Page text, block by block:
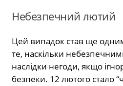
Небезпечний лютий
Цей випадок став ще
те, наскільки
наслідки негоди, якщо
безпеки. 12 лютого стало